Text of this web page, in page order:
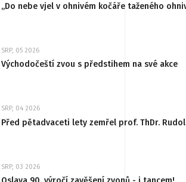
„Do nebe vjel v ohnivém kočáře taženého
SRP, 05 2026
Východočeští zvou s předstihem na své akce
SRP, 04 2026
Před pětadvaceti lety zemřel prof. ThDr.
SRP, 03 2026